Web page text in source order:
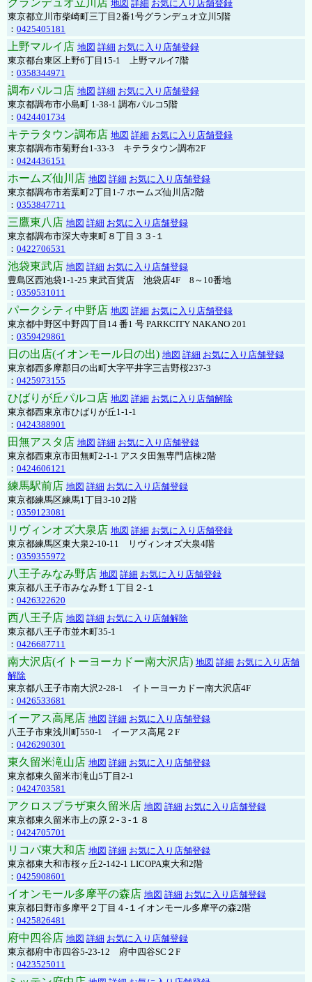
グランデュオ立川店 地図 詳細 お気に入り店舗登録
東京都立川市柴崎町三丁目2番1号グランデュオ立川5階
： 0425405181
上野マルイ店 地図 詳細 お気に入り店舗登録
東京都台東区上野6丁目15-1 上野マルイ7階
： 0358344971
調布パルコ店 地図 詳細 お気に入り店舗登録
東京都調布市小島町 1-38-1 調布パルコ5階
： 0424401734
キテラタウン調布店 地図 詳細 お気に入り店舗登録
東京都調布市菊野台1-33-3 キテラタウン調布2F
： 0424436151
ホームズ仙川店 地図 詳細 お気に入り店舗登録
東京都調布市若葉町2丁目1-7 ホームズ仙川店2階
： 0353847711
三鷹東八店 地図 詳細 お気に入り店舗登録
東京都調布市深大寺東町８丁目３３-１
： 0422706531
池袋東武店 地図 詳細 お気に入り店舗登録
豊島区西池袋1-1-25 東武百貨店 池袋店4F 8～10番地
： 0359531011
パークシティ中野店 地図 詳細 お気に入り店舗登録
東京都中野区中野四丁目14 番1 号 PARKCITY NAKANO 201
： 0359429861
日の出店(イオンモール日の出) 地図 詳細 お気に入り店舗登録
東京都西多摩郡日の出町大字平井字三吉野桜237-3
： 0425973155
ひばりが丘パルコ店 地図 詳細 お気に入り店舗解除
東京都西東京市ひばりが丘1-1-1
： 0424388901
田無アスタ店 地図 詳細 お気に入り店舗登録
東京都西東京市田無町2-1-1 アスタ田無専門店棟2階
： 0424606121
練馬駅前店 地図 詳細 お気に入り店舗登録
東京都練馬区練馬1丁目3-10 2階
： 0359123081
リヴィンオズ大泉店 地図 詳細 お気に入り店舗登録
東京都練馬区東大泉2-10-11 リヴィンオズ大泉4階
： 0359355972
八王子みなみ野店 地図 詳細 お気に入り店舗登録
東京都八王子市みなみ野１丁目２-１
： 0426322620
西八王子店 地図 詳細 お気に入り店舗解除
東京都八王子市並木町35-1
： 0426687711
南大沢店(イトーヨーカドー南大沢店) 地図 詳細 お気に入り店舗
解除
東京都八王子市南大沢2-28-1 イトーヨーカドー南大沢店4F
： 0426533681
イーアス高尾店 地図 詳細 お気に入り店舗登録
八王子市東浅川町550-1 イーアス高尾２F
： 0426290301
東久留米滝山店 地図 詳細 お気に入り店舗登録
東京都東久留米市滝山5丁目2-1
： 0424703581
アクロスプラザ東久留米店 地図 詳細 お気に入り店舗登録
東京都東久留米市上の原２-３-１８
： 0424705701
リコパ東大和店 地図 詳細 お気に入り店舗登録
東京都東大和市桜ヶ丘2-142-1 LICOPA東大和2階
： 0425908601
イオンモール多摩平の森店 地図 詳細 お気に入り店舗登録
東京都日野市多摩平２丁目４-１イオンモール多摩平の森2階
： 0425826481
府中四谷店 地図 詳細 お気に入り店舗登録
東京都府中市四谷5-23-12 府中四谷SC２F
： 0423525011